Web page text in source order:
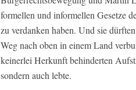
formellen und informellen Gesetze
zu verdanken haben. Und sie
Weg nach oben in einem Land
keinerlei Herkunft behinderten
sondern auch lebte.